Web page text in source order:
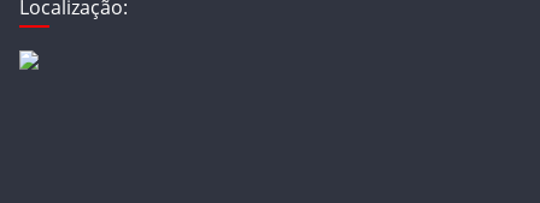
Localização: